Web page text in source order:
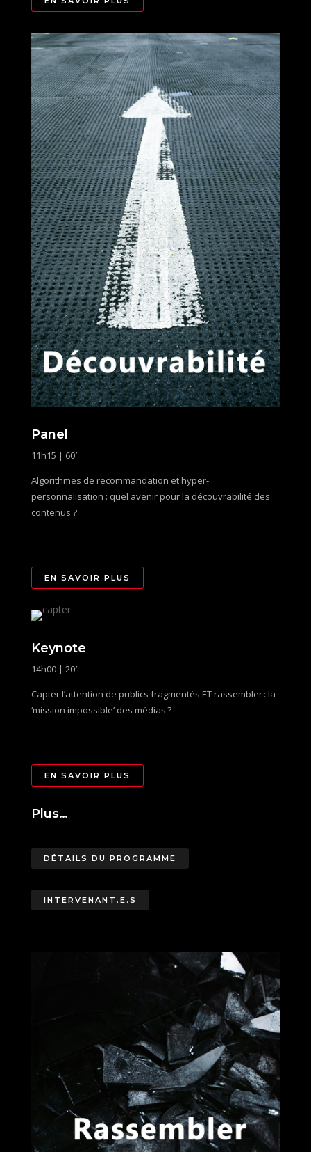
Panel
11h15 | 60′
Algorithmes de recommandation et hyper-
personnalisation : quel avenir pour la découvrabilité des
contenus ?
EN SAVOIR PLUS
Keynote
14h00 | 20′
Capter l’attention de publics fragmentés ET rassembler : la
‘mission impossible’ des médias ?
EN SAVOIR PLUS
Plus…
DÉTAILS DU PROGRAMME
INTERVENANT.E.S